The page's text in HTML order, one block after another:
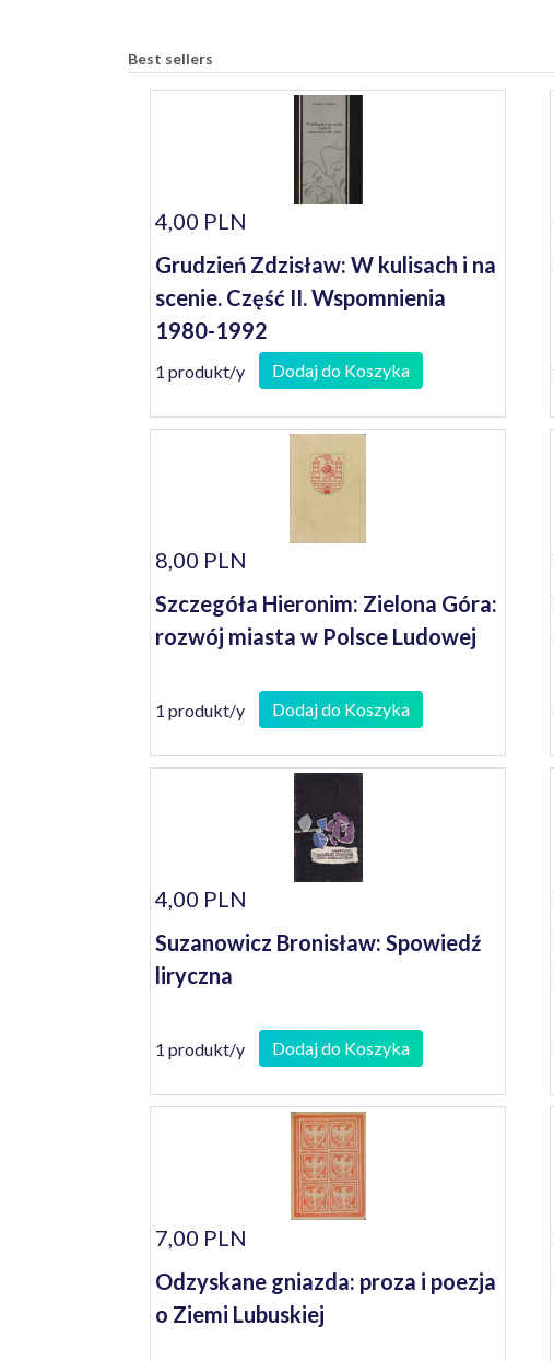
Best sellers
4,00 PLN
Grudzień Zdzisław: W kulisach i na
scenie. Część II. Wspomnienia
1980-1992
1 produkt/y Dodaj do Koszyka
8,00 PLN
Szczegóła Hieronim: Zielona Góra:
rozwój miasta w Polsce Ludowej
1 produkt/y Dodaj do Koszyka
4,00 PLN
Suzanowicz Bronisław: Spowiedź
liryczna
1 produkt/y Dodaj do Koszyka
7,00 PLN
Odzyskane gniazda: proza i poezja
o Ziemi Lubuskiej